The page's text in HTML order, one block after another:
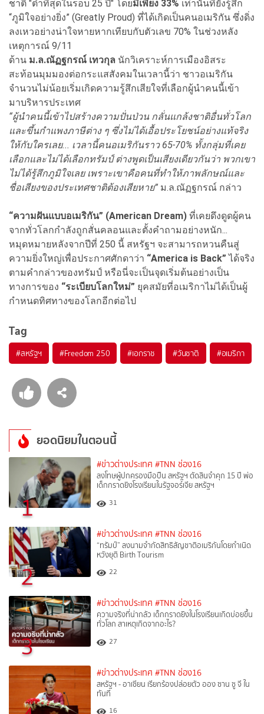
ชาติ "ต่ำที่สุดในรอบ 25 ปี" โดยมีเพียง 33% เท่านั้นที่ยังรู้สึก
“ภูมิใจอย่างยิ่ง” (Greatly Proud) ที่ได้เกิดเป็นคนอเมริกัน ซึ่งดิ่ง
ลงเหวอย่างน่าใจหายหากเทียบกับตัวเลข 70% ในช่วงหลัง
เหตุการณ์ 9/11
ด้าน ม.ล.ณัฏฐกรณ์ เทวกุล นักวิเคราะห์การเมืองอิสระ
สะท้อนมุมมองต่อกระแสสังคมในเวลานี้ว่า ชาวอเมริกัน
จำนวนไม่น้อยเริ่มเกิดความรู้สึกเสียใจที่เลือกผู้นำคนนี้เข้า
มาบริหารประเทศ
“ผู้นำคนนี้เข้าไปสร้างความปั่นป่วน กลั่นแกล้งชาติอื่นทั่วโลก
และขึ้นกำแพงภาษีต่าง ๆ ซึ่งไม่ได้เอื้อประโยชน์อย่างแท้จริง
ให้กับใครเลย... เวลานี้คนอเมริกันราว 65-70% ทั้งกลุ่มที่เคย
เลือกและไม่ได้เลือกทรัมป์ ต่างพูดเป็นเสียงเดียวกันว่า พวกเขา
ไม่ได้รู้สึกภูมิใจเลย เพราะเขาคือคนที่ทำให้ภาพลักษณ์และ
ชื่อเสียงของประเทศชาติต้องเสียหาย” ม.ล.ณัฏฐกรณ์ กล่าว
“ความฝันแบบอเมริกัน” (American Dream) ที่เคยดึงดูดผู้คน
จากทั่วโลกกำลังถูกสั่นคลอนและตั้งคำถามอย่างหนัก...
หมุดหมายหลังจากปีที่ 250 นี้ สหรัฐฯ จะสามารถหวนคืนสู่
ความยิ่งใหญ่เพื่อประกาศศักดาว่า “America is Back”ได้จริง
ตามคำกล่าวของทรัมป์ หรือนี่จะเป็นจุดเริ่มต้นอย่างเป็น
ทางการของ “ระเบียบโลกใหม่” ยุคสมัยที่อเมริกาไม่ได้เป็นผู้
กำหนดทิศทางของโลกอีกต่อไป
Tag
#สหรัฐฯ #Freedom 250 #เอกราช #วันชาติ #อเมริกา
ยอดนิยมในตอนนี้
1
#ข่าวต่างประเทศ #TNN ช่อง16
ลงโทษผู้ปกครองมือปืน สหรัฐฯ ตัดสินจำคุก 15 ปี พ่อ
เด็กกราดยิงโรงเรียนในรัฐจอร์เจีย สหรัฐฯ
31
2
#ข่าวต่างประเทศ #TNN ช่อง16
“ทรัมป์” ลงนามจำกัดสิทธิสัญชาติอเมริกันโดยกำเนิด
หวังยุติ Birth Tourism
22
3
#ข่าวต่างประเทศ #TNN ช่อง16
ความจริงที่น่ากลัว เด็กกราดยิงในโรงเรียนเกิดบ่อยขึ้น
ทั่วโลก สาเหตุเกิดจากอะไร?
27
#ข่าวต่างประเทศ #TNN ช่อง16
สหรัฐฯ - อาเซียน เรียกร้องปล่อยตัว ออง ซาน ซู จี ใน
ทันที
16